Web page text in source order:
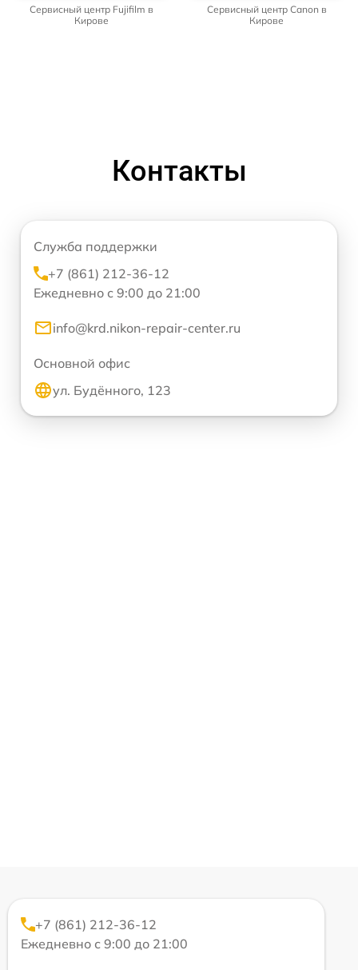
Сервисный центр Fujifilm в
Кирове
Сервисный центр Canon в
Кирове
Контакты
Служба поддержки
+7 (861) 212-36-12
Ежедневно с 9:00 до 21:00
info@krd.nikon-repair-center.ru
Основной офис
ул. Будённого, 123
+7 (861) 212-36-12
Ежедневно с 9:00 до 21:00